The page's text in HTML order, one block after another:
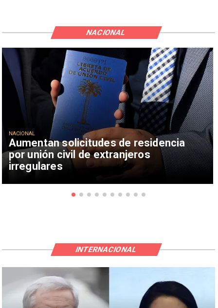
Aumentan solicitudes de residencia
por unión civil de extranjeros
irregulares
NACIONAL
NACIONAL
INTERNACIONAL